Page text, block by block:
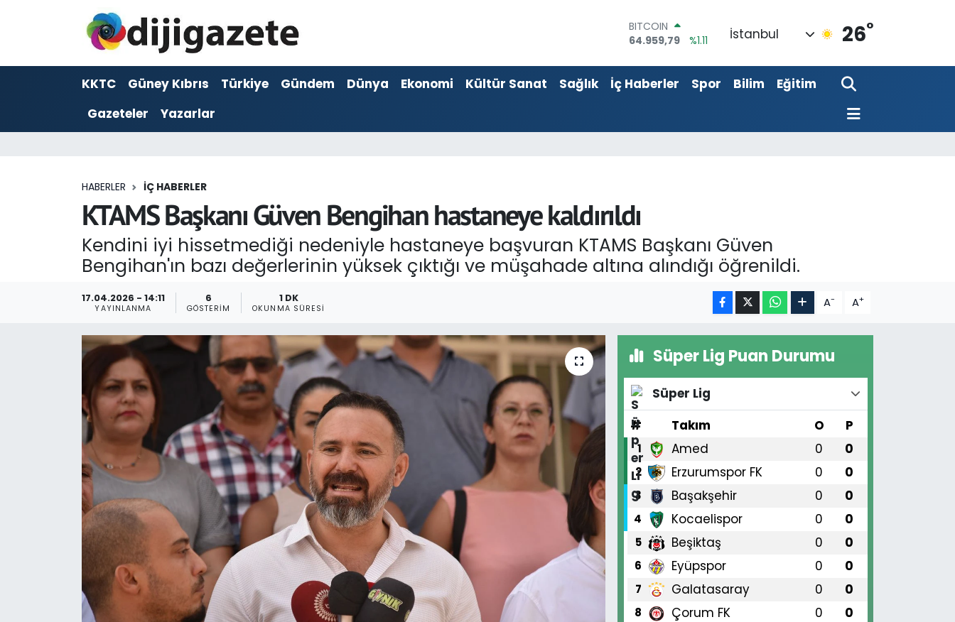
BITCOIN
64.959,79
%1.11
47,7436
%0.18
EURO
%0.32
İstanbul 26°
KKTC Güney Kıbrıs Türkiye Gündem Dünya Ekonomi Kültür Sanat Sağlık İç Haberler Spor Bilim
Eğitim
Gazeteler
Yazarlar
HABERLER İÇ HABERLER
KTAMS Başkanı Güven Bengihan hastaneye kaldırıldı
Kendini iyi hissetmediği nedeniyle hastaneye başvuran KTAMS Başkanı Güven
Bengihan'ın bazı değerlerinin yüksek çıktığı ve müşahade altına alındığı öğrenildi.
17.04.2026 - 14:11
YAYINLANMA
6
GÖSTERIM
1 DK
OKUNMA SÜRESI A- A+
Süper Lig Puan Durumu
Süper Lig
#
Takım O P
1 Amed 0 0
2 Erzurumspor FK 0 0
3 Başakşehir 0 0
4 Kocaelispor 0 0
5 Beşiktaş 0 0
6 Eyüpspor 0 0
7 Galatasaray 0 0
8 Çorum FK 0 0
ADVERTORIAL
Dijigazete
Foto Galeri
Gündem
KKTC YEREL SEÇİM 2018
Kültür Sanat
Magazin
Nöbetçi Eczaneler
Otomobil Dünyası
Hava Durumu
Trafik Durumu
Son Dakika Haberleri
Haber Arşivi